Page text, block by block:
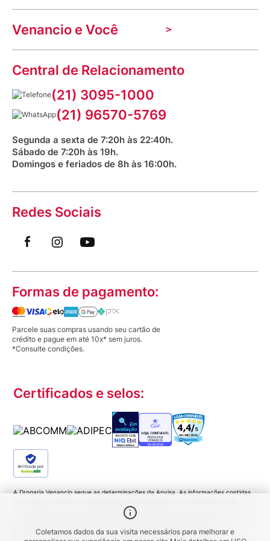
Coletamos dados da sua visita necessários para melhorar e
Nossas lojas
Indique seu imóvel
Aniversário Venancio 2025
Troca e devolução
Mecânica de promoções
Dúvidas frequentes
Prazos e entregas
Bioimpedância Gratuita
Venancio e Você
VClube - Programa de fidelidade
Fale com o farmacêutico
Fale conosco
Saúde na praça
Central de Relacionamento
(21) 3095-1000
(21) 96570-5769
Segunda a sexta de 7:20h às 22:40h.
Sábado de 7:20h às 19h.
Domingos e feriados de 8h às 16:00h.
Redes Sociais
Formas de pagamento:
Parcele suas compras usando seu cartão de
crédito e pague em até 10x* sem juros.
*Consulte condições.
Certificados e selos:
Verificada por
A Drogaria Venancio segue as determinações da Anvisa. As informações contidas
hipótese alguma, as orientações dadas pelo profissional da área médica. Somente o
médico está apto a diagnosticar qualquer problema de saúde e prescrever o
tratamento adequado. Ao persistirem os sintomas um médico deverá ser